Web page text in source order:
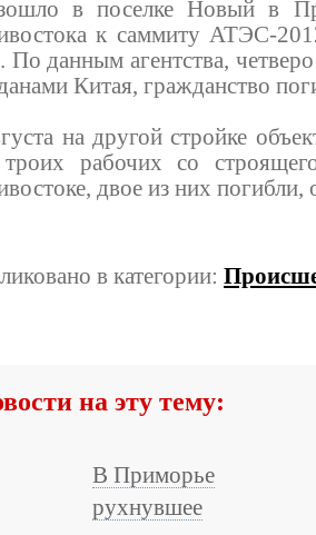
в поселке Новый в
к саммиту АТЭС-
По данным агентства,
Китая, гражданство
на другой стройке
троих рабочих со
двое из них
в категории:
на эту тему:
В Приморье
рухнувшее